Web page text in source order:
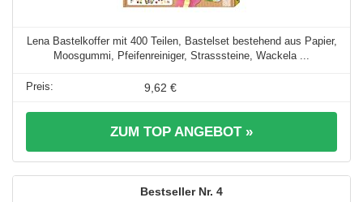
Lena Bastelkoffer mit 400 Teilen, Bastelset bestehend aus Papier,
Moosgummi, Pfeifenreiniger, Strasssteine, Wackela ...
9,62 €
ZUM TOP ANGEBOT »
4